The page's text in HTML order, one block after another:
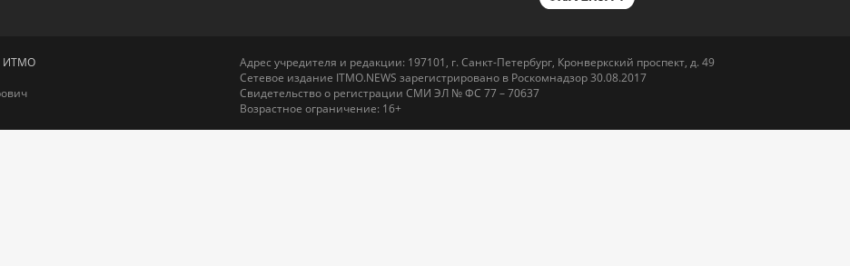
ИТМО
Адрес учредителя и редакции: 197101, г. Санкт-Петербург, Кронверкский проспект, д. 49
Сетевое издание ITMO.NEWS зарегистрировано в Роскомнадзор 30.08.2017
Свидетельство о регистрации СМИ ЭЛ № ФС 77 – 70637
Возрастное ограничение: 16+